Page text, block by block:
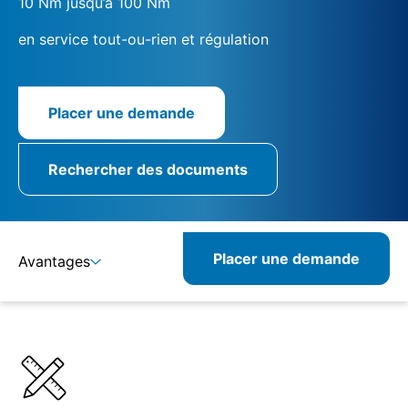
en service tout-ou-rien et régulation
Placer une demande
Rechercher des documents
Avantages Placer une demande